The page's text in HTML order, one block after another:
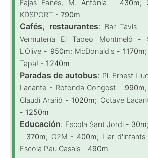
Fajas Fanés, M. Antònia - 430m;
KDSPORT - 790m
Cafés, restaurantes: Bar Tavis -
Vermutería El Tapeo Montmeló -
L'Olive - 950m; McDonald's - 1170m
Tapa! - 1240m
Paradas de autobus: Pl. Ernest
Lacante - Rotonda Congost - 990m
Claudi Arañó - 1020m; Octave
- 1250m
Educación: Escola Sant Jordi - 30m
- 370m; G2M -400m; Llar
Escola Pau Casals - 490m